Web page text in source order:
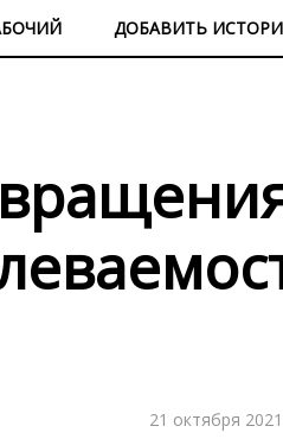
ДОБАВИТЬ
21 октября